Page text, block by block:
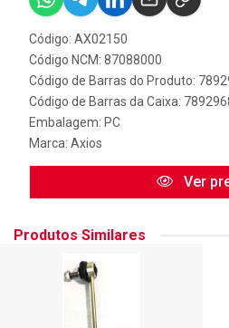
Código: AX02150
Código NCM: 87088000
Código de Barras do Produto:
Código de Barras da Caixa:
Embalagem: PC
Marca: Axios
Ver
Produtos Similares